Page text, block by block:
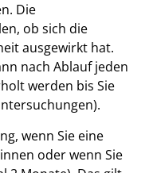
Die
ob sich die
ausgewirkt hat.
nach Ablauf jeden
werden bis Sie
wenn Sie eine
oder wenn Sie